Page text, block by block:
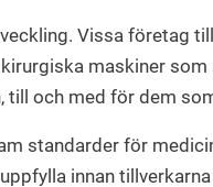
Vissa företag
maskiner
och med för dem
standarder för
innan